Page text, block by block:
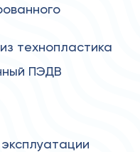
технопластика
ПЭДВ